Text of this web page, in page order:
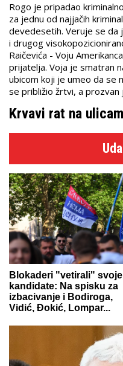
Rogo je pripadao
za jednu od najjačih
devedesetih. Veruje se da
i drugog
Raičevića - Voju
prijatelja. Voja je smatran
ubicom koji je umeo da se
se približio žrtvi, a
Krvavi rat na
Blokaderi "vetirali" svoje
kandidate: Na spisku za
izbacivanje i Bodiroga,
Vidić, Đokić, Lompar...